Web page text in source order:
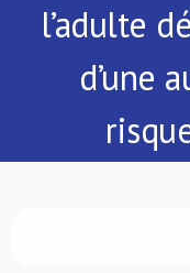
l’adulte
d’une